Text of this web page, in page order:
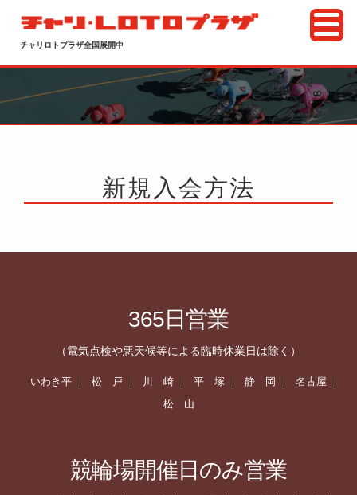
チャリロトプラザ全国展開中
新規入会方法
365日営業
（電気点検や悪天候等による臨時休業日は除く）
いわき平 松 戸 川 崎 平 塚 静 岡
名古屋
松 山
競輪場開催日のみ営業